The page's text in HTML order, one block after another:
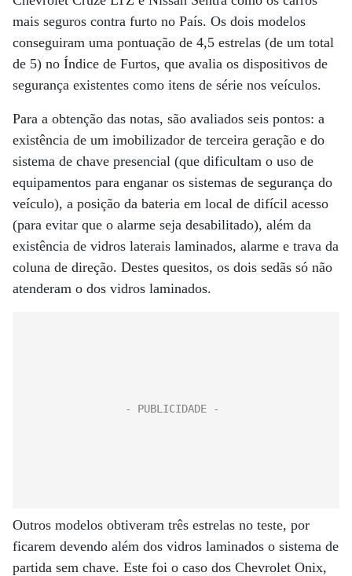
mais seguros contra furto no País. Os dois modelos
conseguiram uma pontuação de 4,5 estrelas (de um total
de 5) no Índice de Furtos, que avalia os dispositivos de
segurança existentes como itens de série nos veículos.
Para a obtenção das notas, são avaliados seis pontos: a
existência de um imobilizador de terceira geração e do
sistema de chave presencial (que dificultam o uso de
equipamentos para enganar os sistemas de segurança do
veículo), a posição da bateria em local de difícil acesso
(para evitar que o alarme seja desabilitado), além da
existência de vidros laterais laminados, alarme e trava da
coluna de direção. Destes quesitos, os dois sedãs só não
atenderam o dos vidros laminados.
Outros modelos obtiveram três estrelas no teste, por
ficarem devendo além dos vidros laminados o sistema de
partida sem chave. Este foi o caso dos Chevrolet Onix,